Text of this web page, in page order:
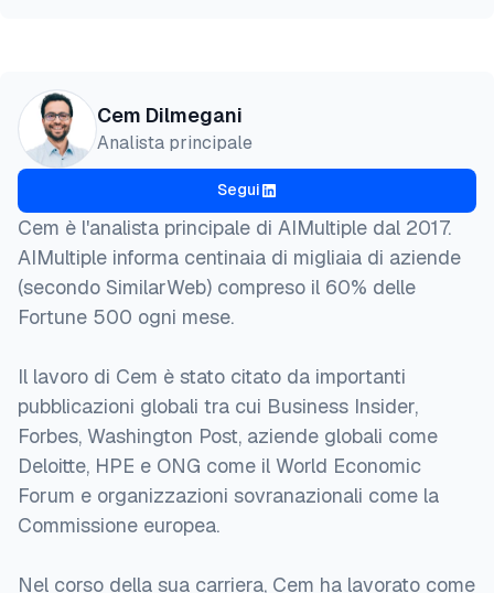
Cem Dilmegani
Analista principale
Segui
Cem è l'analista principale di AIMultiple dal 2017.
AIMultiple informa centinaia di migliaia di aziende
(secondo SimilarWeb) compreso il 60% delle
Fortune 500 ogni mese.
Il lavoro di Cem è stato citato da importanti
pubblicazioni globali tra cui Business Insider,
Forbes, Washington Post, aziende globali come
Deloitte, HPE e ONG come il World Economic
Forum e organizzazioni sovranazionali come la
Commissione europea.
Nel corso della sua carriera, Cem ha lavorato come